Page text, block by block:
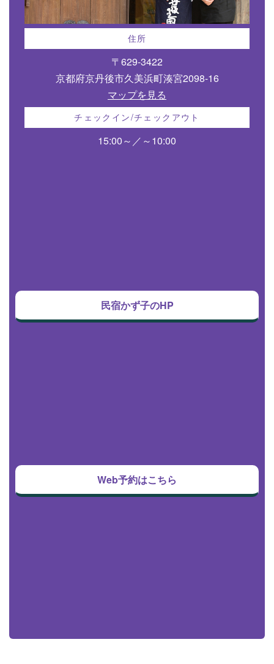
住所
〒629-3422
京都府京丹後市久美浜町湊宮2098-16
マップを見る
チェックイン/チェックアウト
15:00～／～10:00
民宿かず子のHP
Web予約はこちら